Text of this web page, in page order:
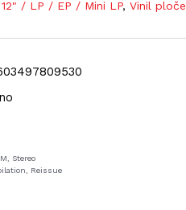
Stereo
Reissue
12" / LP / EP / Mini LP,Vinil ploče